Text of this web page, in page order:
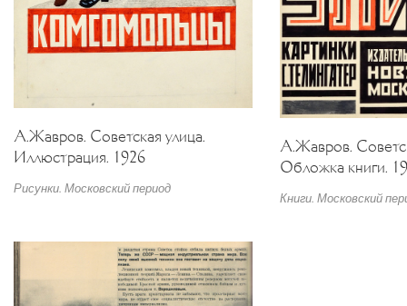
А.Жавров. Советская улица.
Иллюстрация. 1926
Рисунки. Московский период
А.Жавров.
Обложка книги.
Книги. Московский